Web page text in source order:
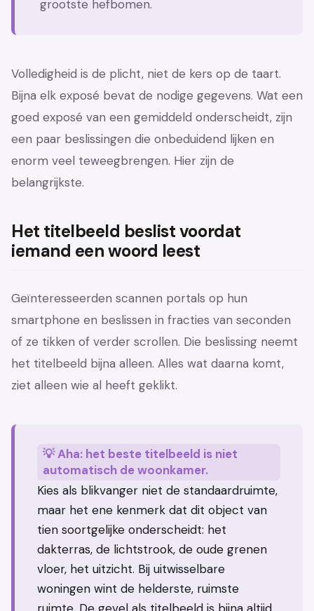
grootste hefbomen.
Volledigheid is de plicht, niet de kers op de taart.
Bijna elk exposé bevat de nodige gegevens. Wat een
goed exposé van een gemiddeld onderscheidt, zijn
een paar beslissingen die onbeduidend lijken en
enorm veel teweegbrengen. Hier zijn de
belangrijkste.
Het titelbeeld beslist voordat
iemand een woord leest
Geïnteresseerden scannen portals op hun
smartphone en beslissen in fracties van seconden
of ze tikken of verder scrollen. Die beslissing neemt
het titelbeeld bijna alleen. Alles wat daarna komt,
ziet alleen wie al heeft geklikt.
💡 Aha: het beste titelbeeld is niet
automatisch de woonkamer.
Kies als blikvanger niet de standaardruimte,
maar het ene kenmerk dat dit object van
tien soortgelijke onderscheidt: het
dakterras, de lichtstrook, de oude grenen
vloer, het uitzicht. Bij uitwisselbare
woningen wint de helderste, ruimste